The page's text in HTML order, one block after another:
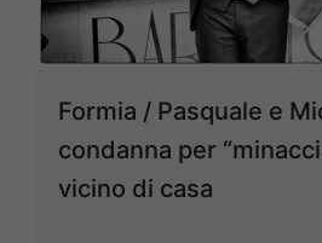
Formia / Pasquale e
condanna per
vicino di casa